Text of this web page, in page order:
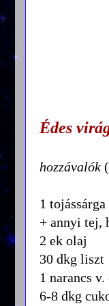
Édes
hozzávalók
1 tojássárga
+ annyi tej,
2 ek olaj
30 dkg liszt
1 narancs
6-8 dkg